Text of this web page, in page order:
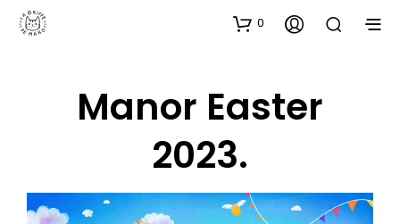
0
Manor Easter
2023.